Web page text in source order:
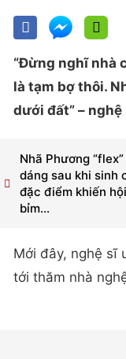
“Đừng nghĩ nhà
là tạm bợ thôi.
dưới đất” –
Nhã Phương
dáng sau khi sinh
đặc điểm khiến
bỉm...
Mới đây, nghệ sĩ
tới thăm nhà